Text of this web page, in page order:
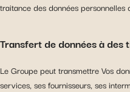
traitance des données personnelles
Transfert de données à des
Le Groupe peut transmettre Vos
services, ses fournisseurs, ses